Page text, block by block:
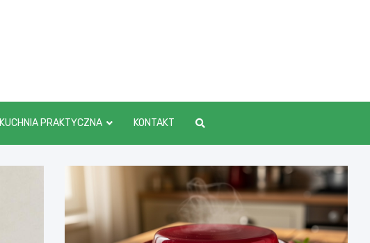
KUCHNIA PRAKTYCZNA KONTAKT